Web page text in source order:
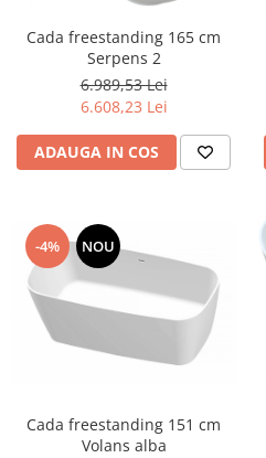
Lavoare freestanding
Lavoare pe blat
Lavoare sub blat
Lavoare pe mobilier
Lavoare incastrabile
Bideuri
Bideuri stative
Bideuri suspendate
Vase WC
Vase WC stative
WC pentru persoane cu dizabilitati
Cada freestanding 165 cm
Serpens 2
6.989,53 Lei
6.608,23 Lei
ADAUGA IN COS
-4% NOU
Cada freestanding 151 cm
Volans alba